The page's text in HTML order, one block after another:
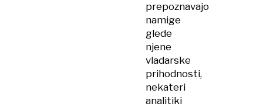
prepoznavajo
namige
glede
njene
vladarske
prihodnosti,
nekateri
analitiki